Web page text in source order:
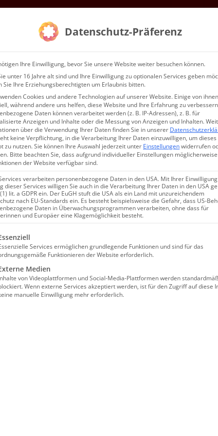
Facebook
X RedditLinkedInWhatsApp
TumblrPinterest
Vk
Datenschutz-Präferenz
Ihre Einwilligung, bevor Sie unsere Website weiter besuchen können.
unter 16 Jahre alt sind und Ihre Einwilligung zu optionalen Services geben
Sie Ihre Erziehungsberechtigten um Erlaubnis bitten.
Cookies und andere Technologien auf unserer Website. Einige von
während andere uns helfen, diese Website und Ihre Erfahrung zu
Daten können verarbeitet werden (z. B. IP-Adressen), z. B. für
Anzeigen und Inhalte oder die Messung von Anzeigen und Inhalten.
über die Verwendung Ihrer Daten finden Sie in unserer
keine Verpflichtung, in die Verarbeitung Ihrer Daten einzuwilligen, um dieses
zu nutzen.Sie können Ihre Auswahl jederzeit unter Einstellungenwiderrufen
Bitte beachten Sie, dass aufgrund individueller Einstellungen
der Website verfügbar sind.
verarbeiten personenbezogene Daten in den USA. Mit Ihrer
dieser Services willigen Sie auch in die Verarbeitung Ihrer Daten in den USA
lit. a GDPR ein. Der EuGH stuft die USA als ein Land mit unzureichendem
nach EU-Standards ein. Es besteht beispielsweise die Gefahr, dass US-
Daten in Überwachungsprogrammen verarbeiten, ohne dass für
und Europäer eine Klagemöglichkeit besteht.
eine Liste der Service-Gruppen, für die eine
Services ermöglichen grundlegende Funktionen und sind für das
Funktionieren der Website erforderlich.
Medien
von Videoplattformen und Social-Media-Plattformen werden
Wenn externe Services akzeptiert werden, ist für den Zugriff auf diese
manuelle Einwilligung mehr erforderlich.